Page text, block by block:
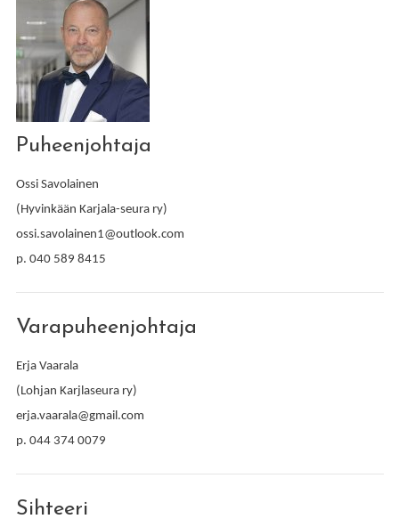
Puheenjohtaja
Ossi Savolainen
(Hyvinkään Karjala-seura ry)
ossi.savolainen1@outlook.com
p. 040 589 8415
Varapuheenjohtaja
Erja Vaarala
(Lohjan Karjlaseura ry)
erja.vaarala@gmail.com
p. 044 374 0079
Sihteeri